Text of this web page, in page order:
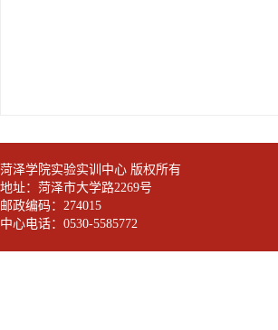
菏泽学院实验实训中心 版权所有
地址：菏泽市大学路2269号
邮政编码：274015
中心电话：0530-5585772